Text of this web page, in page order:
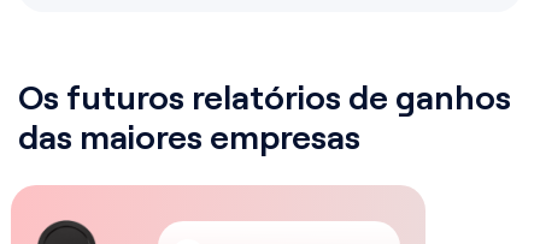
Os futuros relatórios de ganhos
das maiores empresas